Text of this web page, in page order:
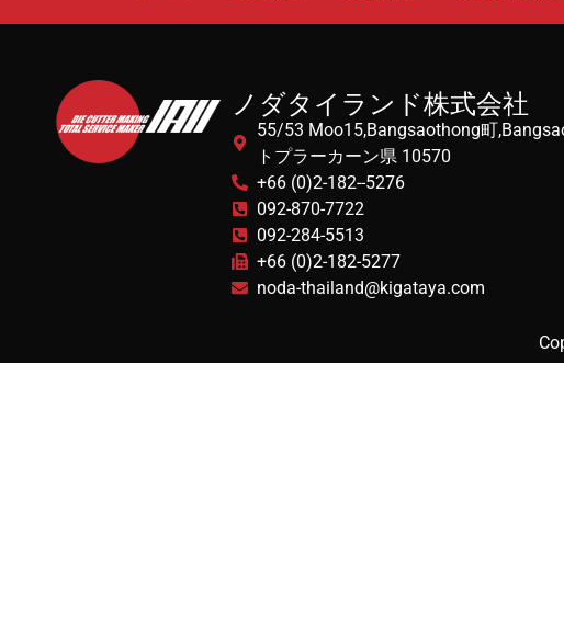
ノダタイランド株式会社
55/53 Moo15,Bangsaothong町
トプラーカーン県 10570
+66 (0)2-182--5276
092-870-7722
092-284-5513
+66 (0)2-182-5277
noda-thailand@kigataya.com